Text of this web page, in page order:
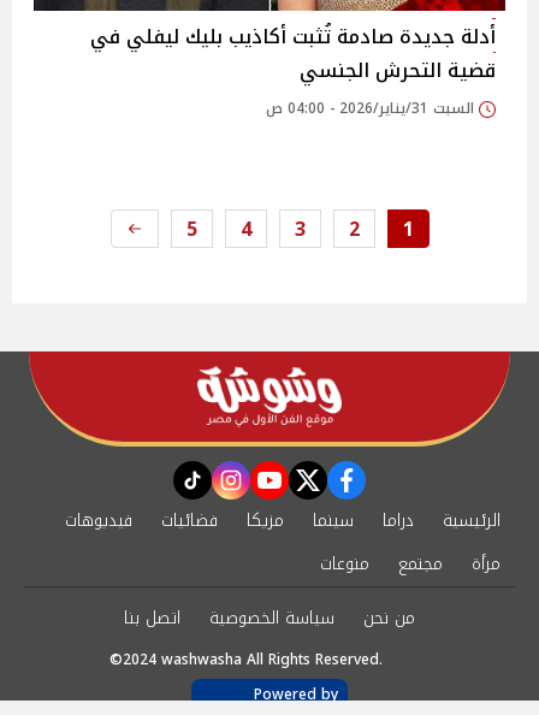
أدلة جديدة صادمة تُثبت أكاذيب بليك ليفلي في
قضية التحرش الجنسي
السبت 31/يناير/2026 - 04:00 ص
1
2
3
4
5
facebook
twitter
youtube
instagram
tiktok
الرئيسية دراما سينما مزيكا فضائيات
فيديوهات
مرأة
مجتمع
منوعات
من نحن
سياسة الخصوصية اتصل بنا
©2024 washwasha All Rights Reserved.
Powered by